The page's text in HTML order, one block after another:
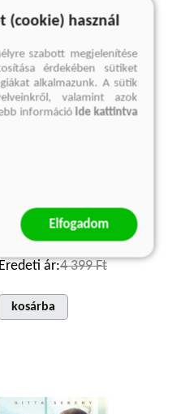
Thomas Snégaroff
Eredeti ár:4 399 Ft
kosárba
(cookie) használ
szabott megjelenítése
érdekében sütiket
alkalmazunk. A sütik
valamint azok
információ ide kattintva
Elfogadom